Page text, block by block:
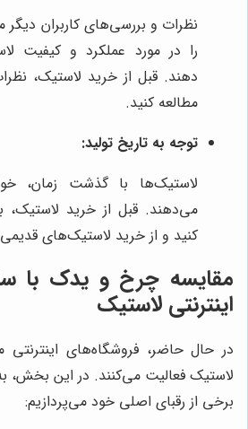
نظرات و بررسی‌های کاربران دیگر
را در مورد عملکرد و کیفیت
دهند. قبل از خرید لاستیک،
مطالعه کنید.
توجه به تاریخ تولید:
لاستیک‌ها با گذشت زمان،
می‌دهند. قبل از خرید لاستیک،
کنید و از خرید لاستیک‌های
مقایسه چرخ و یدک با
اینترنتی لاستیک
در حال حاضر، فروشگاه‌های
لاستیک فعالیت می‌کنند. در این بخش،
برخی از رقبای اصلی خود می‌پردازیم: